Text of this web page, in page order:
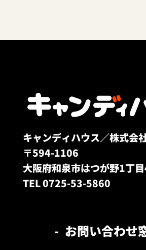
キャンディハウス／株式会
〒594-1106
大阪府和泉市はつが野1丁
TEL 0725-53-5860
お問い合わせ